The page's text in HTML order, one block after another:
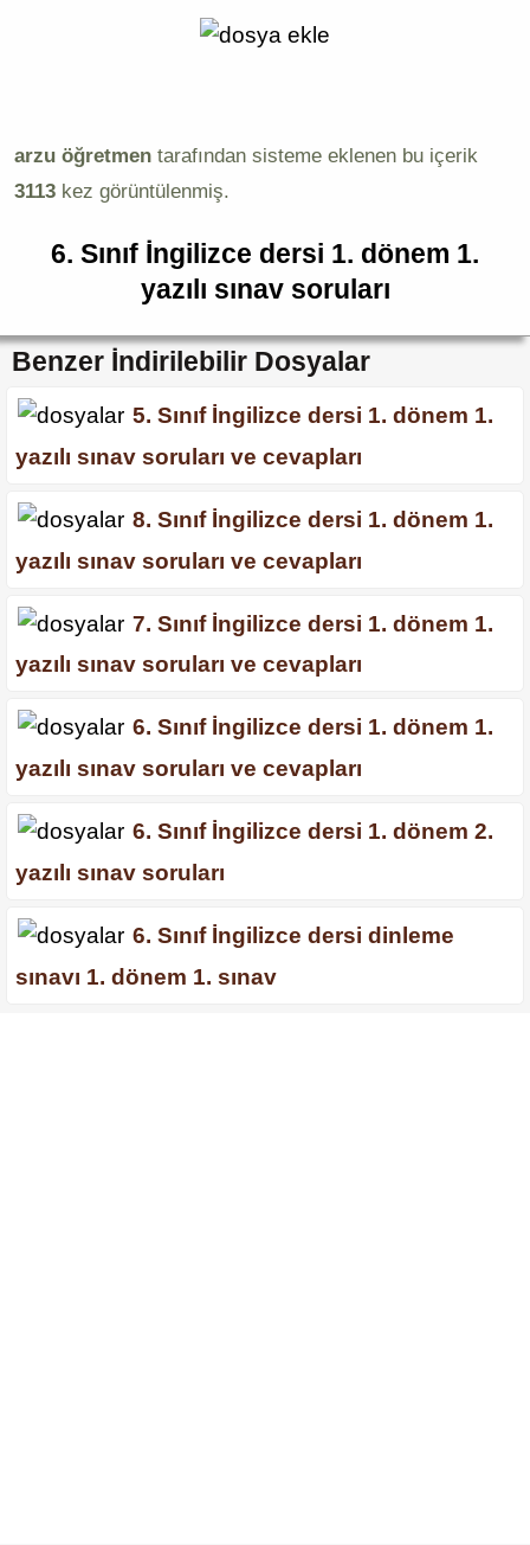
arzu öğretmen tarafından sisteme eklenen bu içerik
3113 kez görüntülenmiş.
6. Sınıf İngilizce dersi 1. dönem 1.
yazılı sınav soruları
Benzer İndirilebilir Dosyalar
5. Sınıf İngilizce dersi 1. dönem 1.
yazılı sınav soruları ve cevapları
8. Sınıf İngilizce dersi 1. dönem 1.
yazılı sınav soruları ve cevapları
7. Sınıf İngilizce dersi 1. dönem 1.
yazılı sınav soruları ve cevapları
6. Sınıf İngilizce dersi 1. dönem 1.
yazılı sınav soruları ve cevapları
6. Sınıf İngilizce dersi 1. dönem 2.
yazılı sınav soruları
6. Sınıf İngilizce dersi dinleme
sınavı 1. dönem 1. sınav